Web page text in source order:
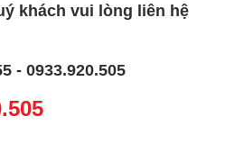
khách vui lòng liên hệ
- 0933.920.505